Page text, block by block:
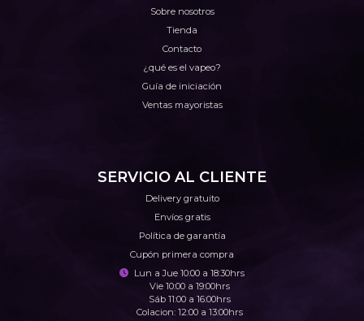
Sobre nosotros
Tienda
Contacto
¿qué es el vapeo?
Guía de iniciación
Ventas mayoristas
SERVICIO AL CLIENTE
Delivery gratuito
Envíos gratis
Política de garantía
Cupón primera compra
Lun a Jue 10:00 a 18:30hrs
Vie 10:00 a 19:00hrs
Sáb 11:00 a 16:00hrs
Colacion: 12:00 a 13:00hrs